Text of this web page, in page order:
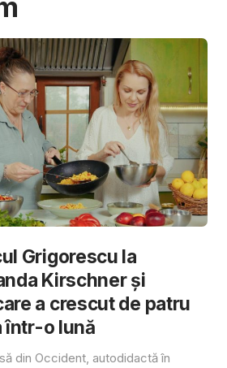
Grigorescu la
Kirschner și
a crescut de patru
într-o lună
din Occident, autodidactă în